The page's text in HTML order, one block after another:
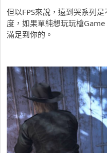
但以FPS來說，遠到哭系列
度，如果單純想玩玩槍
滿足到你的。